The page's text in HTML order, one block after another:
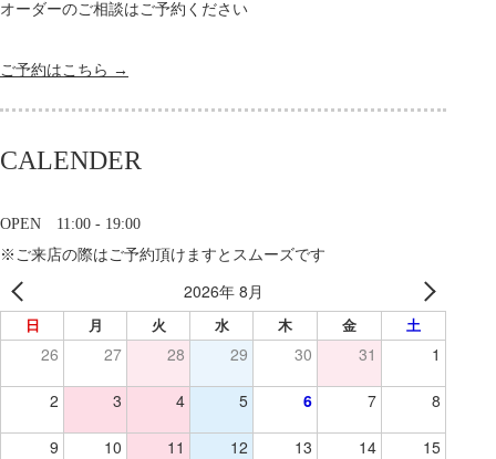
オーダーのご相談はご予約ください
ご予約はこちら →
CALENDER
OPEN 11:00 - 19:00
※ご来店の際はご予約頂けますとスムーズです
2026年 8月
日 月 火 水 木 金 土
26 27 28 29 30 31 1
2 3 4 5 6 7 8
9 10 11 12 13 14 15